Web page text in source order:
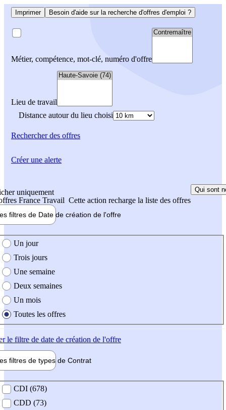
Imprimer Besoin d'aide sur la recherche d'offres d'emploi ?
Métier, compétence, mot-clé, numéro d'offre
Lieu de travail
Distance autour du lieu choisi
Rechercherdes offres
uniquement
France Travail Cette action recharge la liste des offres
Qui sont
filtres de Date de création de l'offre
création de l'offre
Un jour
Trois jours
Une semaine
Deux semaines
Un mois
Toutes les offres
le filtre de date de création de l'offre
filtres de types de Contrat
contrat
CDI (678)
CDD (73)
Créer une alerte